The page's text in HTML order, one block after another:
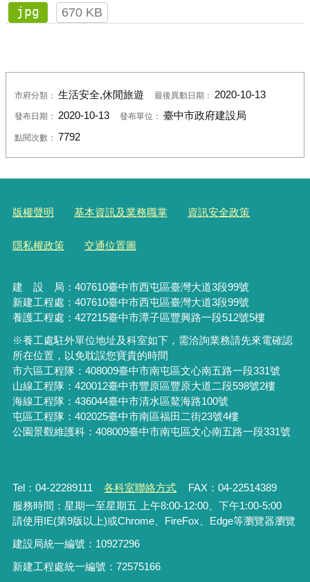
jpg
670 KB
市府分類： 生活安全,休閒旅遊 最後異動日期： 2020-10-13
發布日期： 2020-10-13 發布單位： 臺中市政府建設局
點閱次數： 7792
版權聲明 基本資訊及業務職掌 資訊安全政策
隱私權政策 交通位置圖
建 設 局： 407610臺中市西屯區臺灣大道3段99號
新建工程處：407610臺中市西屯區臺灣大道3段99號
養護工程處：427215臺中市潭子區豐興路一段512號5樓
※養工處駐外單位地址及科室如下，需洽詢業務請先來電確認
所在位置，以免耽誤您寶貴的時間
市六區工程隊：408009臺中市南屯區文心南五路一段331號
山線工程隊：420012臺中市豐原區豐原大道二段598號2樓
海線工程隊：436044臺中市清水區鰲海路100號
屯區工程隊：402025臺中市南區福田二街23號4樓
公園景觀維護科：408009臺中市南屯區文心南五路一段331號
Tel：04-22289111 各科室聯絡方式
FAX：04-22514389
服務時間：星期一至星期五 上午8:00-12:00、下午1:00-5:00
請使用IE(第9版以上)或Chrome、FireFox、Edge等瀏覽器瀏覽
建設局統一編號：10927296
新建工程處統一編號 ： 72575166